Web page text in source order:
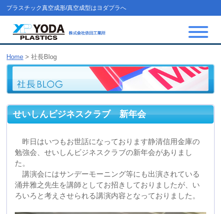
プラスチック真空成形/真空成型はヨダプラへ
Home > 社長Blog
せいしんビジネスクラブ 新年会
勉強会、せいしんビジネスクラブの新年会がありまし
た。
講演会にはサンデーモーニング等にも出演されている
涌井雅之先生を講師としてお招きしておりましたが、い
ろいろと考えさせられる講演内容となっておりました。